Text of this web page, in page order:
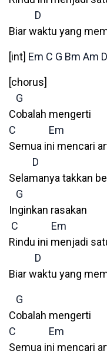
D
Biar waktu yang
[int] Em C G Bm Am D
[chorus]
G
Cobalah mengerti
C
Em
Semua ini mencari
D
Selamanya takkan
G
Inginkan rasakan
C
Em
Rindu ini menjadi
D
Biar waktu yang
G
Cobalah mengerti
C
Em
Semua ini mencari